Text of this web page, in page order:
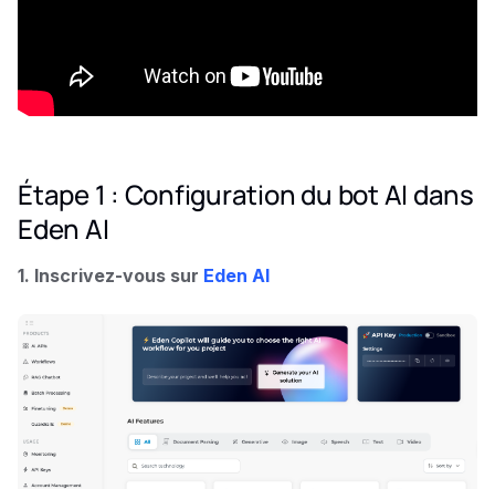
Étape 1 : Configuration du bot AI dans
Eden AI
1. Inscrivez-vous sur Eden AI